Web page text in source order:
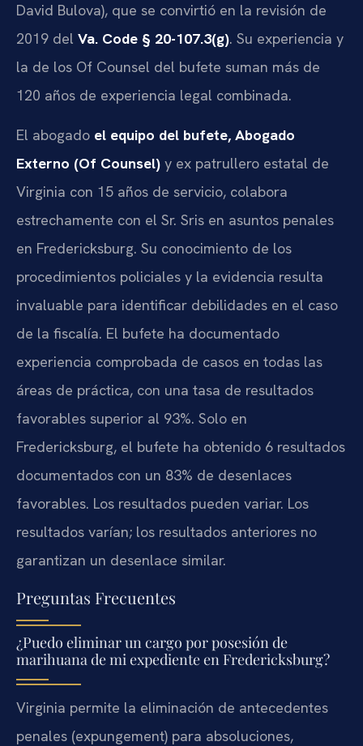
David Bulova), que se convirtió en la revisión de
2019 del Va. Code § 20-107.3(g). Su experiencia y
la de los Of Counsel del bufete suman más de
120 años de experiencia legal combinada.
El abogado el equipo del bufete, Abogado
Externo (Of Counsel) y ex patrullero estatal de
Virginia con 15 años de servicio, colabora
estrechamente con el Sr. Sris en asuntos penales
en Fredericksburg. Su conocimiento de los
procedimientos policiales y la evidencia resulta
invaluable para identificar debilidades en el caso
de la fiscalía. El bufete ha documentado
experiencia comprobada de casos en todas las
áreas de práctica, con una tasa de resultados
favorables superior al 93%. Solo en
Fredericksburg, el bufete ha obtenido 6 resultados
documentados con un 83% de desenlaces
favorables. Los resultados pueden variar. Los
resultados varían; los resultados anteriores no
garantizan un desenlace similar.
Preguntas Frecuentes
¿Puedo eliminar un cargo por posesión de
marihuana de mi expediente en Fredericksburg?
Virginia permite la eliminación de antecedentes
penales (expungement) para absoluciones,